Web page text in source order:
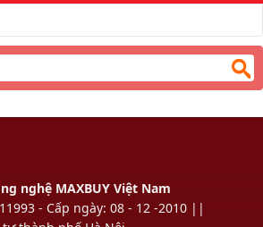
nghệ MAXBUY Việt Nam
- Cấp ngày: 08 - 12 -2010 ||